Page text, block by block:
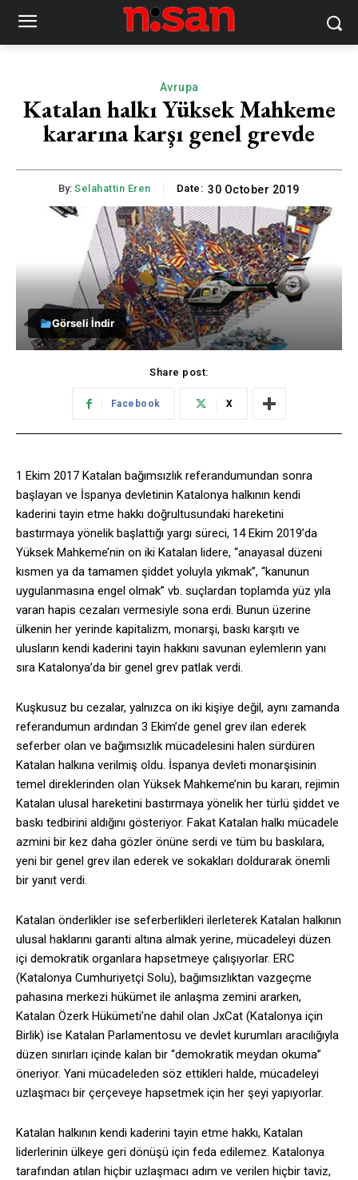
Avrupa
Katalan halkı Yüksek Mahkeme
kararına karşı genel grevde
By: Selahattin Eren Date: 30 October 2019
Görseli İndir
Share post:
Facebook X
1 Ekim 2017 Katalan bağımsızlık referandumundan sonra
başlayan ve İspanya devletinin Katalonya halkının kendi
kaderini tayin etme hakkı doğrultusundaki hareketini
bastırmaya yönelik başlattığı yargı süreci, 14 Ekim 2019’da
Yüksek Mahkeme’nin on iki Katalan lidere, “anayasal düzeni
kısmen ya da tamamen şiddet yoluyla yıkmak”, “kanunun
uygulanmasına engel olmak” vb. suçlardan toplamda yüz yıla
varan hapis cezaları vermesiyle sona erdi. Bunun üzerine
ülkenin her yerinde kapitalizm, monarşi, baskı karşıtı ve
ulusların kendi kaderini tayin hakkını savunan eylemlerin yanı
sıra Katalonya’da bir genel grev patlak verdi.
Kuşkusuz bu cezalar, yalnızca on iki kişiye değil, aynı zamanda
referandumun ardından 3 Ekim’de genel grev ilan ederek
seferber olan ve bağımsızlık mücadelesini halen sürdüren
Katalan halkına verilmiş oldu. İspanya devleti monarşisinin
temel direklerinden olan Yüksek Mahkeme’nin bu kararı, rejimin
Katalan ulusal hareketini bastırmaya yönelik her türlü şiddet ve
baskı tedbirini aldığını gösteriyor. Fakat Katalan halkı mücadele
azmini bir kez daha gözler önüne serdi ve tüm bu baskılara,
yeni bir genel grev ilan ederek ve sokakları doldurarak önemli
bir yanıt verdi.
Katalan önderlikler ise seferberlikleri ilerleterek Katalan halkının
ulusal haklarını garanti altına almak yerine, mücadeleyi düzen
içi demokratik organlara hapsetmeye çalışıyorlar. ERC
(Katalonya Cumhuriyetçi Solu), bağımsızlıktan vazgeçme
pahasına merkezi hükümet ile anlaşma zemini ararken,
Katalan Özerk Hükümeti’ne dahil olan JxCat (Katalonya için
Birlik) ise Katalan Parlamentosu ve devlet kurumları aracılığıyla
düzen sınırları içinde kalan bir “demokratik meydan okuma”
öneriyor. Yani mücadeleden söz ettikleri halde, mücadeleyi
uzlaşmacı bir çerçeveye hapsetmek için her şeyi yapıyorlar.
Katalan halkının kendi kaderini tayin etme hakkı, Katalan
liderlerinin ülkeye geri dönüşü için feda edilemez. Katalonya
tarafından atılan hiçbir uzlaşmacı adım ve verilen hiçbir taviz,